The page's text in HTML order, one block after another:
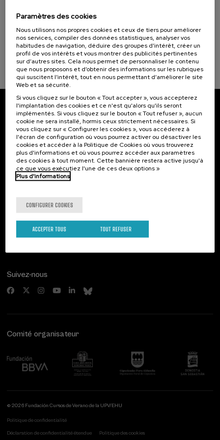
Cursos para Tod@s (1)
Objectifs de développement durable
...
À PARTIR DEDernières
places
Gratuit
Date
passée
Liste
d'attente
Période
d'inscription
terminée
Abonnez-vous à notre bulletin
Inscrivez-vous pour être le premier à recevoir les
actualités de l'UIK.
S'abonner
Palacio Miramar
Paseo de Miraconcha, 48
20007 Donostia / San Sebastián
Gipuzkoa, Spain
Suivez-nous
Comité organisateur
© 2026 Fundación Cursos de Verano de la UPV/EHU
Politique de confidentialité
Déclaration de confidentialité étendue Politique des cookies
Paramètres des cookies
Nous utilisons nos propres cookies et ceux de tiers pour améliorer
nos services, compiler des données statistiques, analyser vos
habitudes de navigation, déduire des groupes d’intérêt, créer un
profil de vos intérêts et vous montrer des publicités pertinentes
sur d’autres sites. Cela nous permet de personnaliser le contenu
que nous proposons et d’obtenir des informations sur les rubriques
qui suscitent l’intérêt, tout en nous permettant d’améliorer le site
Web et sa sécurité.
Si vous cliquez sur le bouton « Tout accepter », vous accepterez
l'implantation des cookies et ce n'est qu'alors qu'ils seront
implémentés. Si vous cliquez sur le bouton « Tout refuser », aucun
cookie ne sera installé, hormis ceux strictement nécessaires. Si
vous cliquez sur « Configurer les cookies », vous accéderez à
l'écran de configuration où vous pourrez activer ou désactiver les
cookies et accéder à la Politique de Cookies où vous trouverez
plus d'informations et où vous pourrez accéder aux paramètres
des cookies à tout moment. Cette bannière restera active jusqu'à
ce que vous exécutiez l'une de ces deux options »
Plus d'informations
CONFIGURER COOKIES
TOUT REFUSER
ACCEPTER TOUS